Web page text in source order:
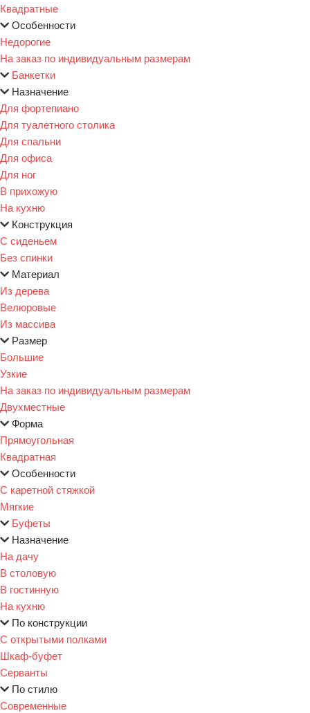
Квадратные
Особенности
Недорогие
На заказ по индивидуальным размерам
Банкетки
Назначение
Для фортепиано
Для туалетного столика
Для спальни
Для офиса
Для ног
В прихожую
На кухню
Конструкция
С сиденьем
Без спинки
Материал
Из дерева
Велюровые
Из массива
Размер
Большие
Узкие
На заказ по индивидуальным размерам
Двухместные
Форма
Прямоугольная
Квадратная
Особенности
С каретной стяжкой
Мягкие
Буфеты
Назначение
На дачу
В столовую
В гостинную
На кухню
По конструкции
С открытыми полками
Шкаф-буфет
Серванты
По стилю
Современные